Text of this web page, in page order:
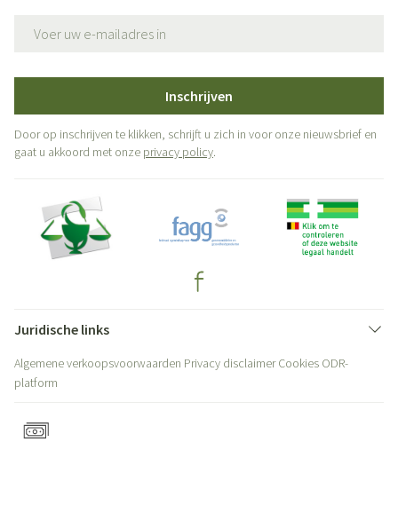
Inschrijven
Door op inschrijven te klikken, schrijft u zich in voor onze nieuwsbrief en
gaat u akkoord met onze privacy policy.
Juridische links
Algemene verkoopsvoorwaarden Privacy disclaimer Cookies ODR-
platform